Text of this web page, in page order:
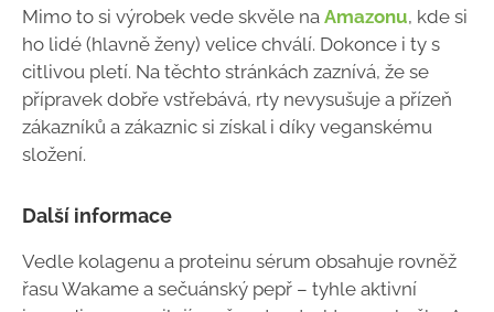
Mimo to si výrobek vede skvěle na Amazonu, kde si
ho lidé (hlavně ženy) velice chválí. Dokonce i ty s
citlivou pletí. Na těchto stránkách zaznívá, že se
přípravek dobře vstřebává, rty nevysušuje a přízeň
zákazníků a zákaznic si získal i díky veganskému
složení.
Další informace
Vedle kolagenu a proteinu sérum obsahuje rovněž
řasu Wakame a sečuánský pepř – tyhle aktivní